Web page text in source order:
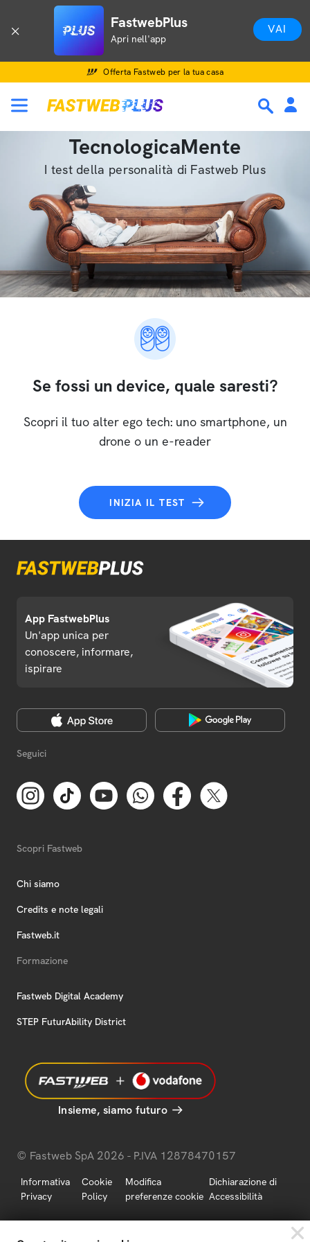
FastwebPlus
Apri nell'app
VAI
Offerta Fastweb per la tua casa
TecnologicaMente
I test della personalità di Fastweb Plus
Se fossi un device, quale saresti?
Scopri il tuo alter ego tech: uno smartphone, un
drone o un e-reader
INIZIA IL TEST
App FastwebPlus
Un'app unica per
conoscere, informare,
ispirare
Seguici
Scopri Fastweb
Chi siamo
Credits e note legali
Fastweb.it
Formazione
Fastweb Digital Academy
STEP FuturAbility District
Insieme, siamo futuro
© Fastweb SpA 2026 - P.IVA 12878470157
Informativa
Privacy
Cookie
Policy
Modifica
preferenze cookie
Dichiarazione di
Accessibilità